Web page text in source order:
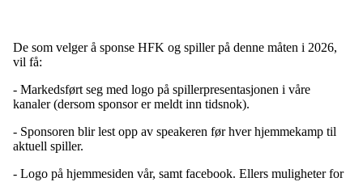
De som velger å sponse HFK og spiller på denne måten i 2026,
vil få:
- Markedsført seg med logo på spillerpresentasjonen i våre
kanaler (dersom sponsor er meldt inn tidsnok).
- Sponsoren blir lest opp av speakeren før hver hjemmekamp til
aktuell spiller.
- Logo på hjemmesiden vår, samt facebook. Ellers muligheter for